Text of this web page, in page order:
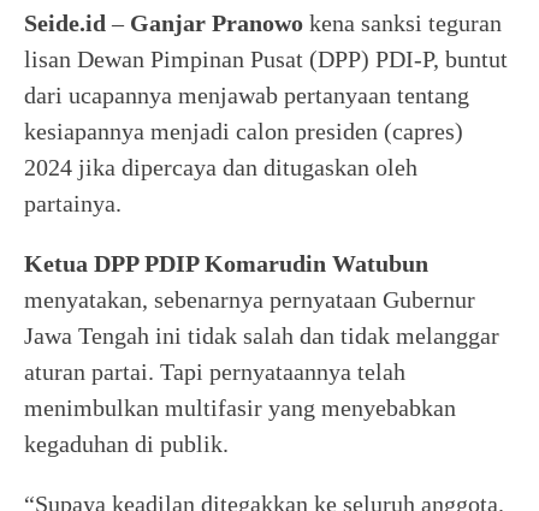
Seide.id – Ganjar Pranowo kena sanksi teguran
lisan Dewan Pimpinan Pusat (DPP) PDI-P, buntut
dari ucapannya menjawab pertanyaan tentang
kesiapannya menjadi calon presiden (capres)
2024 jika dipercaya dan ditugaskan oleh
partainya.
Ketua DPP PDIP Komarudin Watubun
menyatakan, sebenarnya pernyataan Gubernur
Jawa Tengah ini tidak salah dan tidak melanggar
aturan partai. Tapi pernyataannya telah
menimbulkan multifasir yang menyebabkan
kegaduhan di publik.
“Supaya keadilan ditegakkan ke seluruh anggota.